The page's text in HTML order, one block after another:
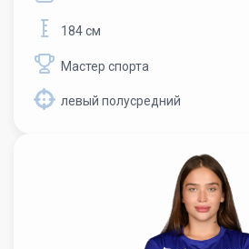
184 см
Мастер спорта
левый полусредний